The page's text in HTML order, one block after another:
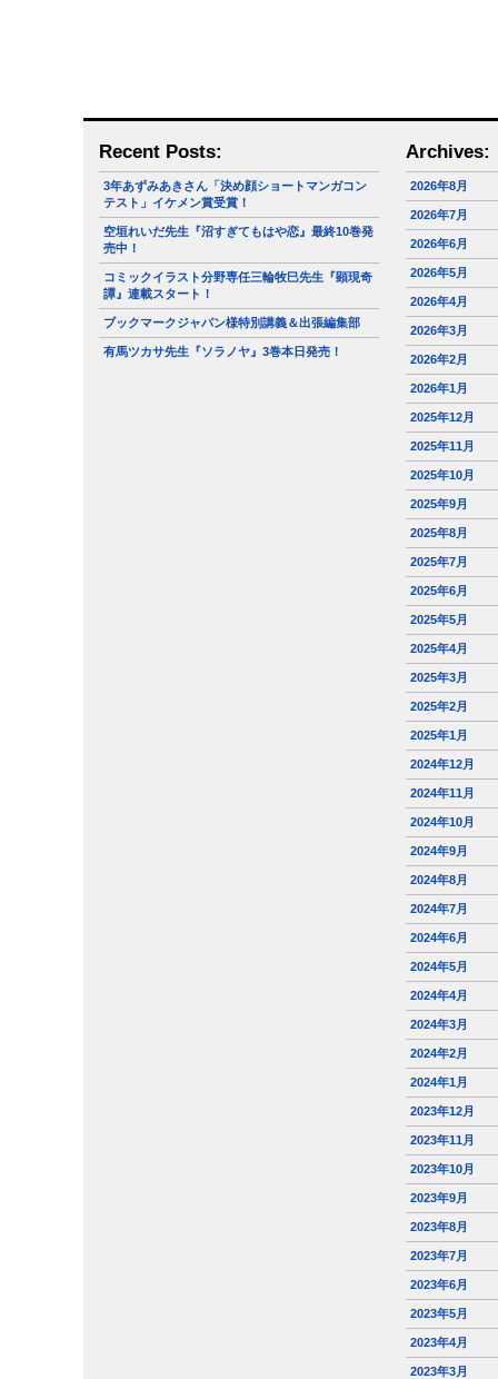
Recent Posts:
3年あずみあきさん「決め顔ショートマンガコン
テスト」イケメン賞受賞！
空垣れいだ先生『沼すぎてもはや恋』最終10巻発
売中！
コミックイラスト分野専任三輪牧巳先生『顕現奇
譚』連載スタート！
ブックマークジャパン様特別講義＆出張編集部
有馬ツカサ先生『ソラノヤ』3巻本日発売！
Archives:
2026年8月
2026年7月
2026年6月
2026年5月
2026年4月
2026年3月
2026年2月
2026年1月
2025年12月
2025年11月
2025年10月
2025年9月
2025年8月
2025年7月
2025年6月
2025年5月
2025年4月
2025年3月
2025年2月
2025年1月
2024年12月
2024年11月
2024年10月
2024年9月
2024年8月
2024年7月
2024年6月
2024年5月
2024年4月
2024年3月
2024年2月
2024年1月
2023年12月
2023年11月
2023年10月
2023年9月
2023年8月
2023年7月
2023年6月
2023年5月
2023年4月
2023年3月